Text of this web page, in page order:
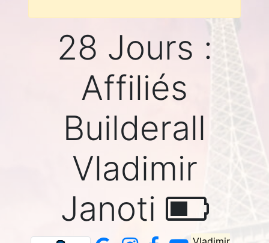
28 Jours :
Affiliés
Builderall
Vladimir
Janoti